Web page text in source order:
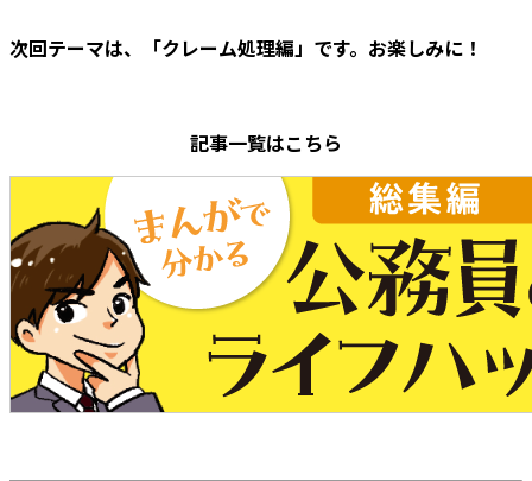
次回テーマは、「クレーム処理編」です。お楽しみに！
記事一覧はこちら